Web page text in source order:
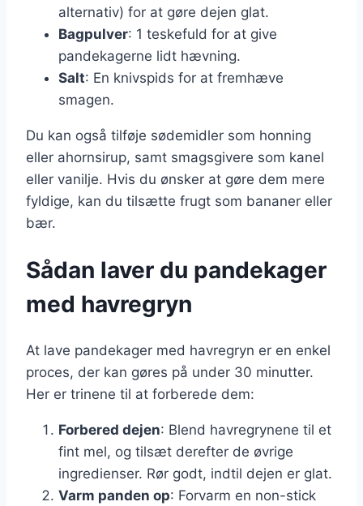
alternativ) for at gøre dejen glat.
Bagpulver: 1 teskefuld for at give
pandekagerne lidt hævning.
Salt: En knivspids for at fremhæve
smagen.
Du kan også tilføje sødemidler som honning
eller ahornsirup, samt smagsgivere som kanel
eller vanilje. Hvis du ønsker at gøre dem mere
fyldige, kan du tilsætte frugt som bananer eller
bær.
Sådan laver du pandekager
med havregryn
At lave pandekager med havregryn er en enkel
proces, der kan gøres på under 30 minutter.
Her er trinene til at forberede dem:
Forbered dejen: Blend havregrynene til et
fint mel, og tilsæt derefter de øvrige
ingredienser. Rør godt, indtil dejen er glat.
Varm panden op: Forvarm en non-stick